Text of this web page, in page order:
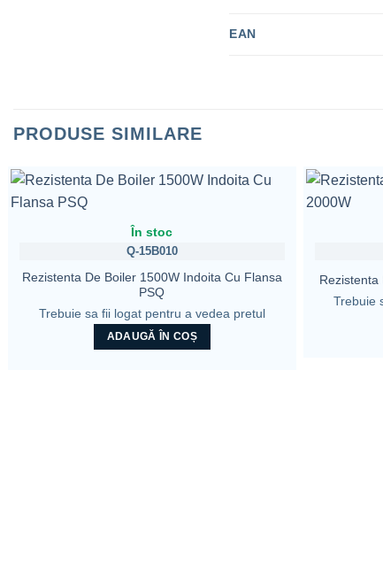
EAN
PRODUSE SIMILARE
În stoc
Q-15B010
Rezistenta De Boiler 1500W Indoita Cu Flansa
PSQ
Trebuie sa fii logat pentru a vedea pretul
ADAUGĂ ÎN COȘ
Trebuie